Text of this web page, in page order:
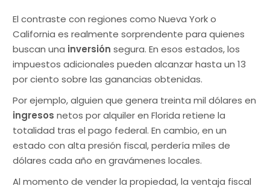
El contraste con regiones como Nueva York o
California es realmente sorprendente para quienes
buscan una inversión segura. En esos estados, los
impuestos adicionales pueden alcanzar hasta un 13
por ciento sobre las ganancias obtenidas.
Por ejemplo, alguien que genera treinta mil dólares en
ingresos netos por alquiler en Florida retiene la
totalidad tras el pago federal. En cambio, en un
estado con alta presión fiscal, perdería miles de
dólares cada año en gravámenes locales.
Al momento de vender la propiedad, la ventaja fiscal